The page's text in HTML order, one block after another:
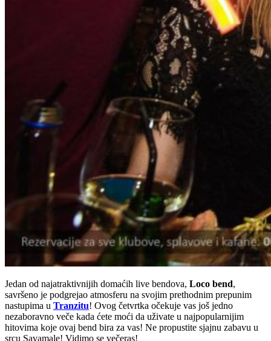
Jedan od najatraktivnijih domaćih live bendova, Loco bend,
savršeno je podgrejao atmosferu na svojim prethodnim prepunim
nastupima u Tranzitu! Ovog četvrtka očekuje vas još jedno
nezaboravno veče kada ćete moći da uživate u najpopularnijim
hitovima koje ovaj bend bira za vas! Ne propustite sjajnu zabavu u
srcu Savamale! Vidimo se večeras!